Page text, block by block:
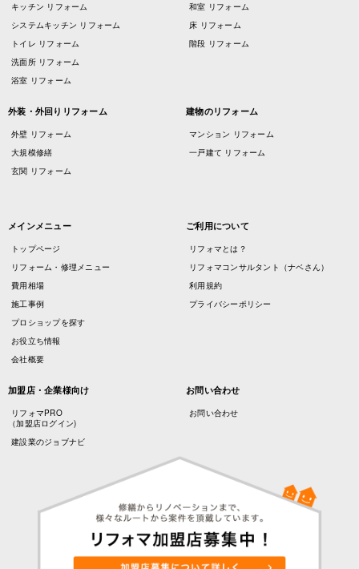
キッチン リフォーム
システムキッチン リフォーム
トイレ リフォーム
洗面所 リフォーム
浴室 リフォーム
和室 リフォーム
床 リフォーム
階段 リフォーム
外装・外回りリフォーム
外壁 リフォーム
大規模修繕
玄関 リフォーム
建物のリフォーム
マンション リフォーム
一戸建て リフォーム
メインメニュー
トップページ
リフォーム・修理メニュー
費用相場
施工事例
プロショップを探す
お役立ち情報
会社概要
ご利用について
リフォマとは？
リフォマコンサルタント（ナベさん）
利用規約
プライバシーポリシー
加盟店・企業様向け
リフォマPRO
（加盟店ログイン)
建設業のジョブナビ
お問い合わせ
お問い合わせ